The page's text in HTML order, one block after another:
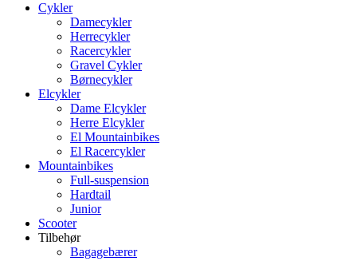
Cykler
Damecykler
Herrecykler
Racercykler
Gravel Cykler
Børnecykler
Elcykler
Dame Elcykler
Herre Elcykler
El Mountainbikes
El Racercykler
Mountainbikes
Full-suspension
Hardtail
Junior
Scooter
Tilbehør
Bagagebærer